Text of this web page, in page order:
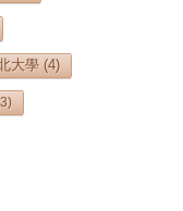
大學 (4)